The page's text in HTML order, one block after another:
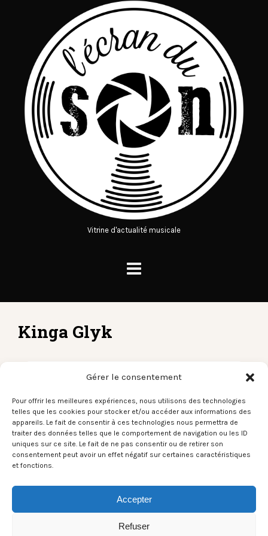
Gérer le consentement
Pour offrir les meilleures expériences, nous utilisons des technologies
telles que les cookies pour stocker et/ou accéder aux informations des
appareils. Le fait de consentir à ces technologies nous permettra de
traiter des données telles que le comportement de navigation ou les ID
uniques sur ce site. Le fait de ne pas consentir ou de retirer son
consentement peut avoir un effet négatif sur certaines caractéristiques
et fonctions.
Accepter
Refuser
Vitrine d'actualité musicale
Kinga Glyk
15/03/2019
LES PHOTOS DU SON 16 MAR 2019 THIERRY D
Le site officiel : Cliquez ici Photos : © Thierry Dubuc
(https://thierrydubucphotographe.zenfolio.com)
Lieu : Rocher de Palmer (Cenon, FRANCE) |
Share